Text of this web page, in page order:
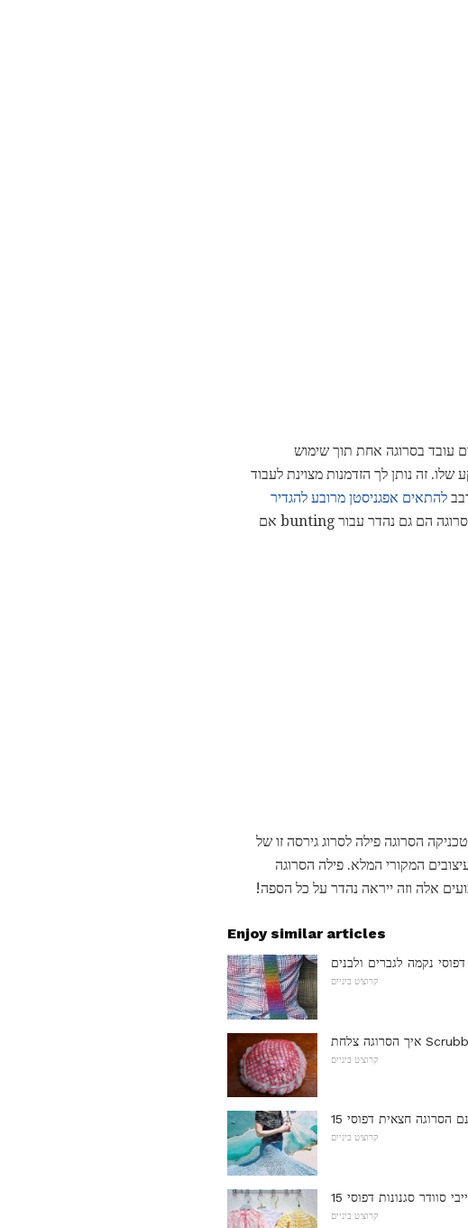
עובד בסרוגה אחת תוך שימוש
זה נותן לך הזדמנות מצוינת לעבוד
להתאים אפגניסטן מרובע להגדיר
יכול להיות משולב עם כל מספר של ריבועים אחרים עבור פרויקטים גדולים. אלה כיכרות יהלומים סרוגה הם גם נהדר עבור bunting אם
הסרוגה פילה לסרוג גירסה זו של
המקורי המלא. פילה הסרוגה
אלה וזה ייראה נהדר על כל הספה!
Enjoy similar articles
נקמה לגברים ולבנים
קרוצ'ט ביניים
קרוצ'ט ביניים
הסרוגה חצאית דפוסי
קרוצ'ט ביניים
סוודר סגנונות דפוסי
קרוצ'ט ביניים